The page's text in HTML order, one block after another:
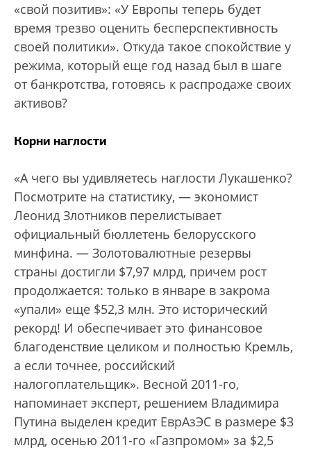
«свой позитив»: «У Европы теперь будет
время трезво оценить бесперспективность
своей политики». Откуда такое спокойствие у
режима, который еще год назад был в шаге
от банкротства, готовясь к распродаже своих
активов?
Корни наглости
«А чего вы удивляетесь наглости Лукашенко?
Посмотрите на статистику, — экономист
Леонид Злотников перелистывает
официальный бюллетень белорусского
минфина. — Золотовалютные резервы
страны достигли $7,97 млрд, причем рост
продолжается: только в январе в закрома
«упали» еще $52,3 млн. Это исторический
рекорд! И обеспечивает это финансовое
благоденствие целиком и полностью Кремль,
а если точнее, российский
налогоплательщик». Весной 2011-го,
напоминает эксперт, решением Владимира
Путина выделен кредит ЕврАзЭС в размере $3
млрд, осенью 2011-го «Газпромом» за $2,5